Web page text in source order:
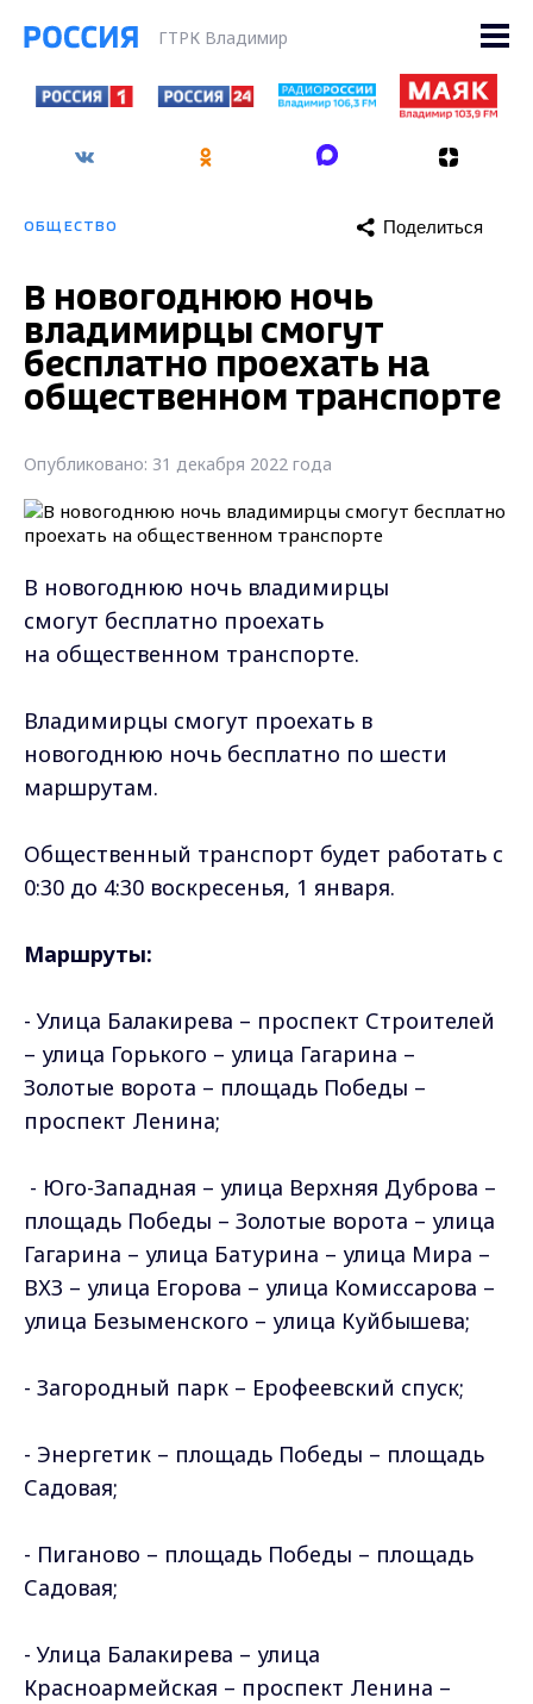
ГТРК Владимир
ОБЩЕСТВО Поделиться
В новогоднюю ночь
владимирцы смогут
бесплатно проехать на
общественном транспорте
Опубликовано: 31 декабря 2022 года
В новогоднюю ночь владимирцы
смогут бесплатно проехать
на общественном транспорте.
Владимирцы смогут проехать в
новогоднюю ночь бесплатно по шести
маршрутам.
Общественный транспорт будет работать с
0:30 до 4:30 воскресенья, 1 января.
Маршруты:
- Улица Балакирева – проспект Строителей
– улица Горького – улица Гагарина –
Золотые ворота – площадь Победы –
проспект Ленина;
- Юго-Западная – улица Верхняя Дуброва –
площадь Победы – Золотые ворота – улица
Гагарина – улица Батурина – улица Мира –
ВХЗ – улица Егорова – улица Комиссарова –
улица Безыменского – улица Куйбышева;
- Загородный парк – Ерофеевский спуск;
- Энергетик – площадь Победы – площадь
Садовая;
- Пиганово – площадь Победы – площадь
Садовая;
- Улица Балакирева – улица
Красноармейская – проспект Ленина –